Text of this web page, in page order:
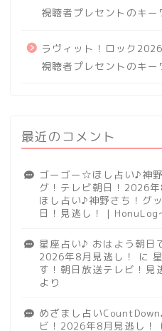
視聴者プレセントのキー
ラヴィット！ロック
視聴者プレセントのキー
最近のコメント
ゴーゴー☆ほし占い♪神
グ！テレビ朝日！2026年
ほし占い♪神野さち！グ
日！見逃し！ | HonuLog
星座占い♪ おはよう朝日
2026年8月見逃し！
に
す！朝日放送テレビ！
より
めざまし占い
ビ！2026年8月見逃し！